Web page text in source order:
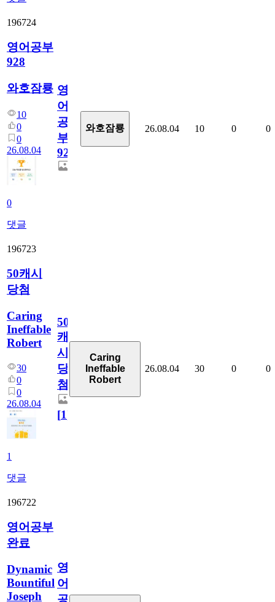
196724
영어공부
928
와호잠룡
10
0
0
26.08.04
0
댓글
영
어
공
부
928
와호잠룡 26.08.04 10 0 0
196723
50캐시
당첨
Caring
Ineffable
Robert
30
0
0
26.08.04
1
댓글
50
캐
시
당
첨
[1]
Caring
Ineffable
Robert
26.08.04 30 0 0
196722
영어공부
완료
Dynamic
Bountiful
Joseph
영
어